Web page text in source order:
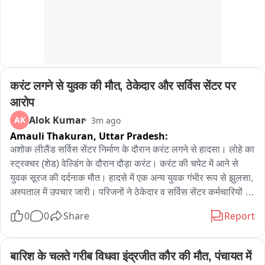
1) अक्कलकोट तालुक्यात 92 पाझर तलावांमध्ये मागील वर्षी 5 हजार
50.89 सहस्त्र घनमीटर पाणीसाठा होता. यंदा हा साठा वाढून 9 हजार
352.92 सहस्त्र घनमीटर झाला आहे.
2) माळशिरस तालुक्याचा पाणीसाठा 850.37 वरून 379.63 घनमीटर
झाला आहे.
3) मंगळवेढा 2 हजार 37.41 वरून 654.88
4) मोहोळ 322.33 वरून 80.58
करंट लगने से युवक की मौत, ठेकेदार और सर्विस सेंटर पर
आरोप
AK Alok Kumar 3m ago
Amauli Thakuran, Uttar Pradesh:
अशोक लीलैंड सर्विस सेंटर निर्माण के दौरान करंट लगने से हादसा। लोहे का
स्ट्रक्चर (शेड) वेल्डिंग के दौरान दौड़ा करंट। करंट की चपेट में आने से
युवक सूरज की दर्दनाक मौत। हादसे में एक अन्य युवक गंभीर रूप से झुलसा,
अस्पताल में उपचार जारी। परिजनों ने ठेकेदार व सर्विस सेंटर कर्मचारियों पर
परिजनों का हंगामा। कई घंटों से जारी विरोध-प्रदर्शन, मौके पर भारी पुलिस
रनिया थाना क्षेत्र के मयूर चौराहे के पास की घटना
0 0 Share Report
बारिश के चलते गरीब विधवा इंद्रजीत कौर की मौत, पंचायत में